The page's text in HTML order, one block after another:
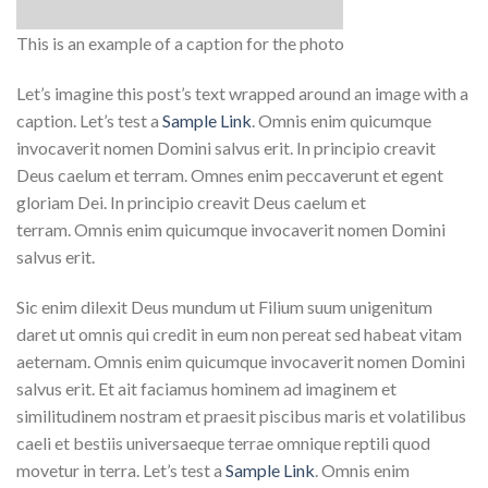
This is an example of a caption for the photo
Let’s imagine this post’s text wrapped around an image with a
caption. Let’s test a Sample Link . Omnis enim quicumque
invocaverit nomen Domini salvus erit. In principio creavit
Deus caelum et terram. Omnes enim peccaverunt et egent
gloriam Dei. In principio creavit Deus caelum et
terram. Omnis enim quicumque invocaverit nomen Domini
salvus erit.
Sic enim dilexit Deus mundum ut Filium suum unigenitum
daret ut omnis qui credit in eum non pereat sed habeat vitam
aeternam. Omnis enim quicumque invocaverit nomen Domini
salvus erit. Et ait faciamus hominem ad imaginem et
similitudinem nostram et praesit piscibus maris et volatilibus
caeli et bestiis universaeque terrae omnique reptili quod
movetur in terra. Let’s test a Sample Link . Omnis enim